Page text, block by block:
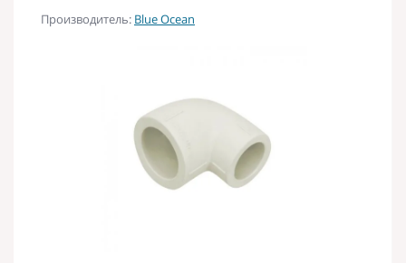
Производитель: Blue Ocean